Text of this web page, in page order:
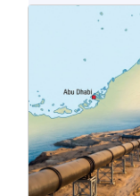
תקיפות
הברית?